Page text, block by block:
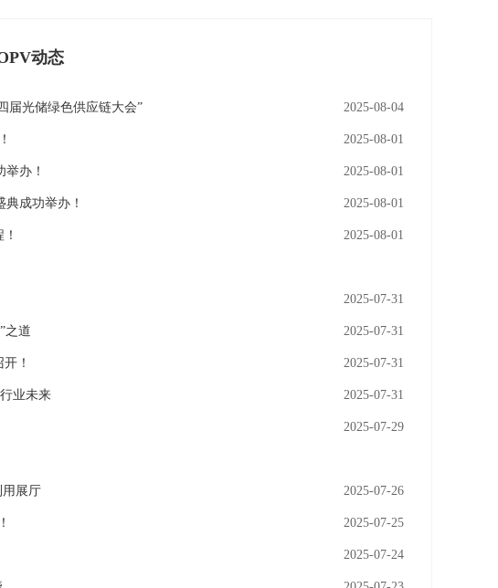
动态
届光储绿色供应链大会” 2025-08-04
2025-08-01
办！ 2025-08-01
典成功举办！ 2025-08-01
2025-08-01
2025-07-31
之道 2025-07-31
！ 2025-07-31
业未来 2025-07-31
2025-07-29
用展厅 2025-07-26
2025-07-25
2025-07-24